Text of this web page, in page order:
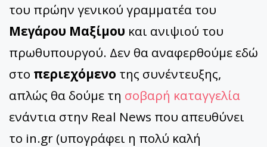
του πρώην γενικού γραμματέα του
Μεγάρου Μαξίμου και ανιψιού του
πρωθυπουργού. Δεν θα αναφερθούμε εδώ
στο περιεχόμενο της συνέντευξης,
απλώς θα δούμε τη σοβαρή καταγγελία
ενάντια στην Real News που απευθύνει
το in.gr (υπογράφει η πολύ καλή